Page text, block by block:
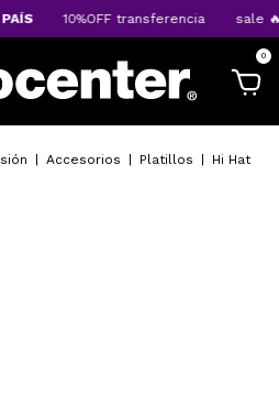
10%OFF transferencia sale 🔥
0
Accesorios Platillos Hi Hat